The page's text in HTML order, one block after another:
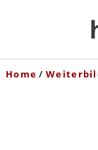
Home